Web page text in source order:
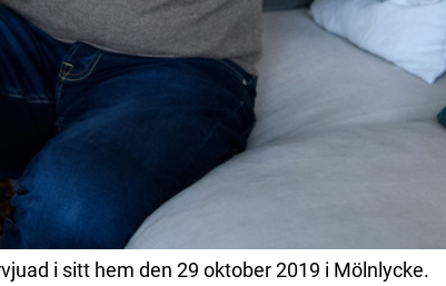
i sitt hem den 29 oktober 2019 i Mölnlycke.